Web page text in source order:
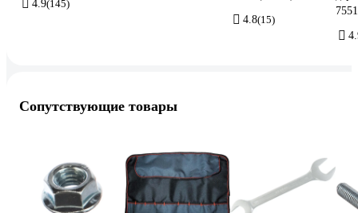
4.9(145)
4.8(15)
Сопутствующие товары